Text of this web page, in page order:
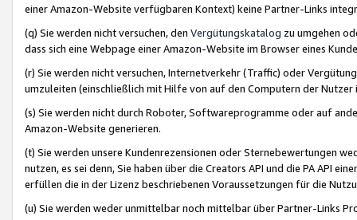
einer Amazon-Website verfügbaren Kontext) keine Partner-Links
(q) Sie werden nicht versuchen, den Vergütungskatalog zu umgehen
dass sich eine Webpage einer Amazon-Website im Browser eines
(r) Sie werden nicht versuchen, Internetverkehr (Traffic) oder
umzuleiten (einschließlich mit Hilfe von auf den Computern der
(s) Sie werden nicht durch Roboter, Softwareprogramme oder auf
Amazon-Website generieren.
(t) Sie werden unsere Kundenrezensionen oder Sternebewertungen
nutzen, es sei denn, Sie haben über die Creators API und die PA API
erfüllen die in der Lizenz beschriebenen Voraussetzungen für die
(u) Sie werden weder unmittelbar noch mittelbar über Partner-Links